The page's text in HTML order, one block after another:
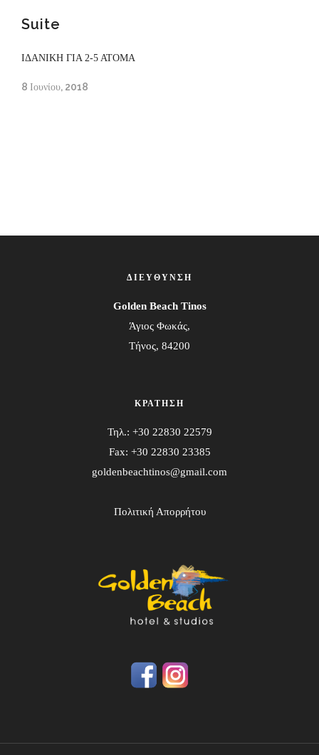
Suite
ΙΔΑΝΙΚΗ ΓΙΑ 2-5 ΑΤΟΜΑ
8 Ιουνίου, 2018
ΔΙΕΥΘΥΝΣΗ
Golden Beach Tinos
Άγιος Φωκάς,
Τήνος, 84200
ΚΡΑΤΗΣΗ
Τηλ.: +30 22830 22579
Fax: +30 22830 23385
goldenbeachtinos@gmail.com
Πολιτική Απορρήτου